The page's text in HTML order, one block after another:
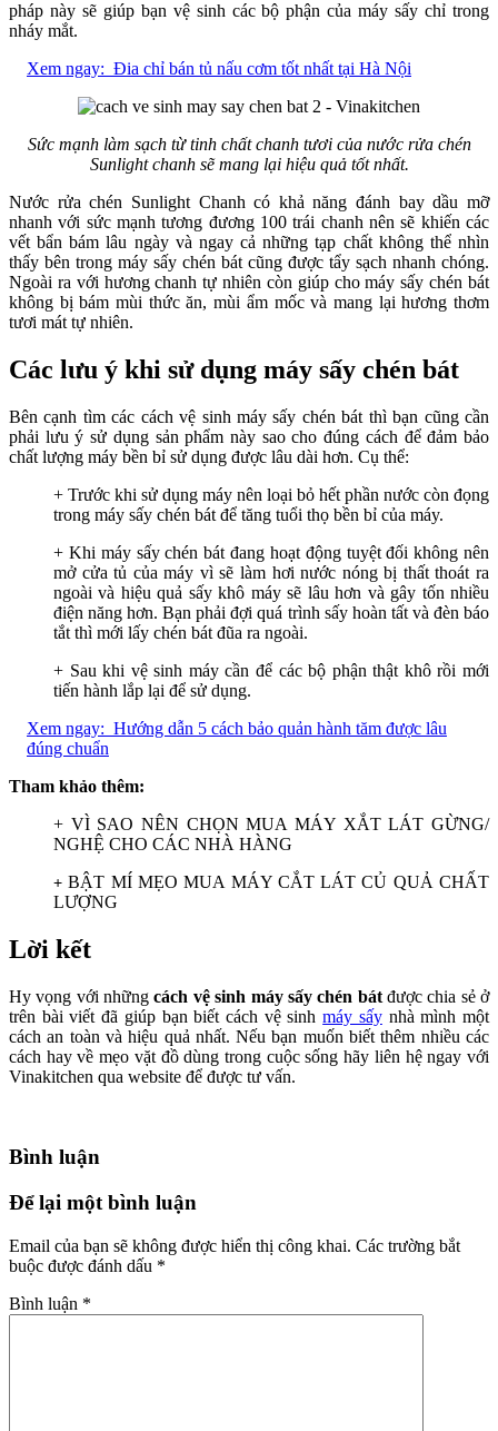
pháp này sẽ giúp bạn vệ sinh các bộ phận của máy sấy chỉ trong
nháy mắt.
Xem ngay: Đia chỉ bán tủ nấu cơm tốt nhất tại Hà Nội
Sức mạnh làm sạch từ tinh chất chanh tươi của nước rửa chén
Sunlight chanh sẽ mang lại hiệu quả tốt nhất.
Nước rửa chén Sunlight Chanh có khả năng đánh bay dầu mỡ
nhanh với sức mạnh tương đương 100 trái chanh nên sẽ khiến các
vết bẩn bám lâu ngày và ngay cả những tạp chất không thể nhìn
thấy bên trong máy sấy chén bát cũng được tẩy sạch nhanh chóng.
Ngoài ra với hương chanh tự nhiên còn giúp cho máy sấy chén bát
không bị bám mùi thức ăn, mùi ẩm mốc và mang lại hương thơm
tươi mát tự nhiên.
Các lưu ý khi sử dụng máy sấy chén bát
Bên cạnh tìm các cách vệ sinh máy sấy chén bát thì bạn cũng cần
phải lưu ý sử dụng sản phẩm này sao cho đúng cách để đảm bảo
chất lượng máy bền bỉ sử dụng được lâu dài hơn. Cụ thể:
+ Trước khi sử dụng máy nên loại bỏ hết phần nước còn đọng
trong máy sấy chén bát để tăng tuổi thọ bền bỉ của máy.
+ Khi máy sấy chén bát đang hoạt động tuyệt đối không nên
mở cửa tủ của máy vì sẽ làm hơi nước nóng bị thất thoát ra
ngoài và hiệu quả sấy khô máy sẽ lâu hơn và gây tốn nhiều
điện năng hơn. Bạn phải đợi quá trình sấy hoàn tất và đèn báo
tắt thì mới lấy chén bát đũa ra ngoài.
+ Sau khi vệ sinh máy cần để các bộ phận thật khô rồi mới
tiến hành lắp lại để sử dụng.
Xem ngay: Hướng dẫn 5 cách bảo quản hành tăm được lâu
đúng chuẩn
Tham khảo thêm:
+ VÌ SAO NÊN CHỌN MUA MÁY XẮT LÁT GỪNG/
NGHỆ CHO CÁC NHÀ HÀNG
+BẬT MÍ MẸO MUA MÁY CẮT LÁT CỦ QUẢ CHẤT
LƯỢNG
Lời kết
Hy vọng với nhữngcách vệ sinh máy sấy chén bátđược chia sẻ ở
trên bài viết đã giúp bạn biết cách vệ sinhmáy sấynhà mình một
cách an toàn và hiệu quả nhất. Nếu bạn muốn biết thêm nhiều các
cách hay về mẹo vặt đồ dùng trong cuộc sống hãy liên hệ ngay với
Vinakitchen qua website để được tư vấn.
Bình luận
Để lại một bình luận
Email của bạn sẽ không được hiển thị công khai. Các trường bắt
buộc được đánh dấu *
Bình luận *